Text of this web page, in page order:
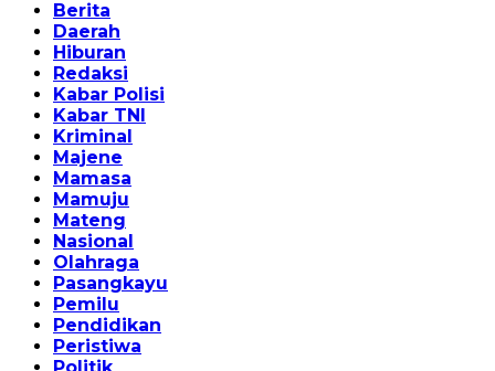
Berita
Daerah
Hiburan
Redaksi
Kabar Polisi
Kabar TNI
Kriminal
Majene
Mamasa
Mamuju
Mateng
Nasional
Olahraga
Pasangkayu
Pemilu
Pendidikan
Peristiwa
Politik